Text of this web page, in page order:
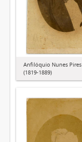
Anfilóquio Nunes Pires
(1819-1889)